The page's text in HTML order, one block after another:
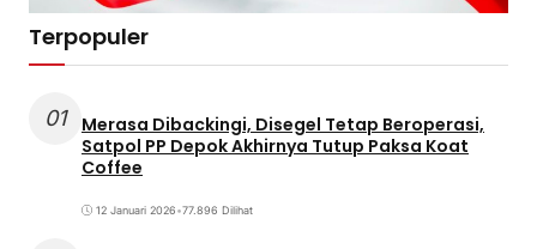
Terpopuler
01
Merasa Dibackingi, Disegel Tetap Beroperasi,
Satpol PP Depok Akhirnya Tutup Paksa Koat
Coffee
12 Januari 2026•77.896 Dilihat